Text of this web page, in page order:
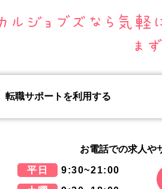
転職サポートを利用する
お電話での求人や
平日
9:30~21:00